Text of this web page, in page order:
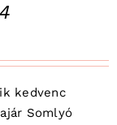
kedvenc
Somlyó